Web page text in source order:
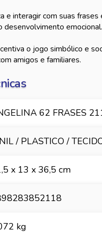
interagir com suas frases
desenvolvimento emocional.
o jogo simbólico e
amigos e familiares.
62 FRASES
/ PLASTICO /
x 13 x 36,5 cm
kg